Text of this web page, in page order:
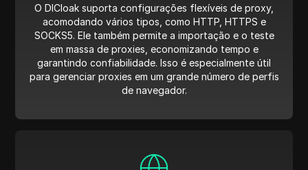
O DICloak suporta configurações flexíveis de proxy,
acomodando vários tipos, como HTTP, HTTPS e
SOCKS5. Ele também permite a importação e o teste
em massa de proxies, economizando tempo e
garantindo confiabilidade. Isso é especialmente útil
para gerenciar proxies em um grande número de perfis
de navegador.